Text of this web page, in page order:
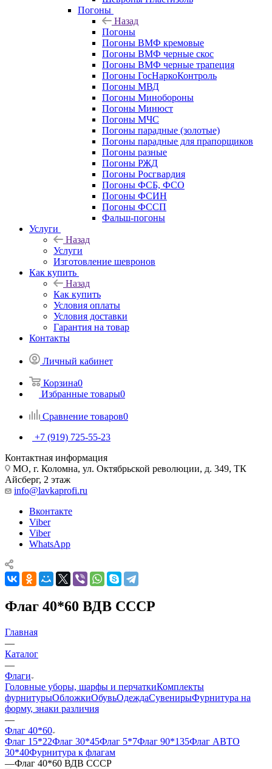
Погоны
Назад
Погоны
Погоны ВМФ кремовые
Погоны ВМФ черные скос
Погоны ВМФ черные трапеция
Погоны ГосНаркоКонтроль
Погоны МВД
Погоны Минобороны
Погоны Минюст
Погоны МЧС
Погоны парадные (золотые)
Погоны парадные для прапорщиков
Погоны разные
Погоны РЖД
Погоны Росгвардия
Погоны ФСБ, ФСО
Погоны ФСИН
Погоны ФССП
Фальш-погоны
Услуги
Назад
Услуги
Изготовление шевронов
Как купить
Назад
Как купить
Условия оплаты
Условия доставки
Гарантия на товар
Контакты
Личный кабинет
Корзина0
Избранные товары0
Сравнение товаров0
+7 (919) 725-55-23
Контактная информация
МО, г. Коломна, ул. Октябрьской революции, д. 349, ТК
Айсберг, 2 этаж
info@lavkaprofi.ru
Вконтакте
Viber
Viber
WhatsApp
Флаг 40*60 ВДВ СССР
Главная
—
Каталог
—
Флаги
Головные уборы, шарфы и перчаткиКомплекты
фурнитурыОбложкиОбувьОдеждаСувенирыФурнитура на
форму, знаки различия
—
Флаг 40*60
Флаг 15*22Флаг 30*45Флаг 5*7Флаг 90*135Флаг АВТО
30*40Фурнитура к флагам
—Флаг 40*60 ВДВ СССР